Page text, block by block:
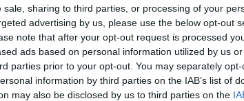
sale, sharing to third parties, or processing of your
advertising by us, please use the below opt-out
note that after your opt-out request is processed
ads based on personal information utilized by us
parties prior to your opt-out. You may separately
information by third parties on the IAB’s list of
may also be disclosed by us to third parties on the
zijn inclusief wettelijke BTW. PlusScheepvaart plus
zijn inclusief accijns
Info Beoordelingen(1)